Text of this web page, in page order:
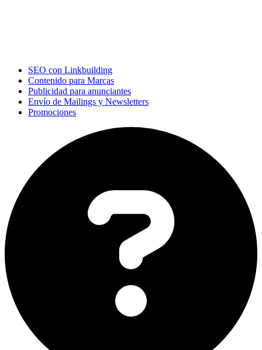
SEO con Linkbuilding
Contenido para Marcas
Publicidad para anunciantes
Envío de Mailings y Newsletters
Promociones